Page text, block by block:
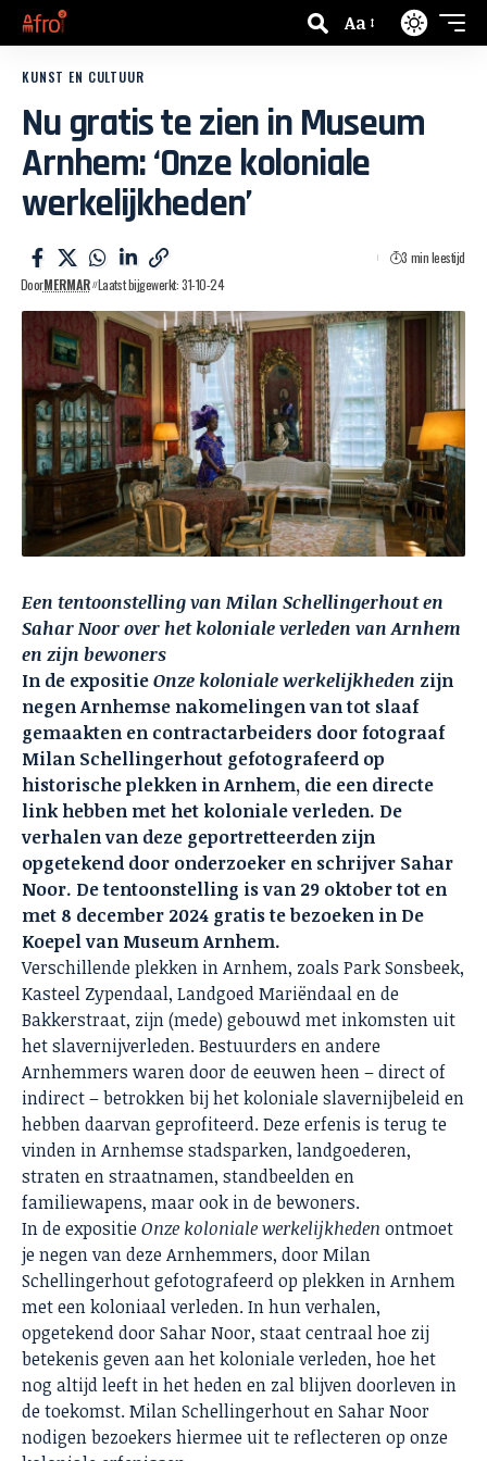
Aa
KUNST EN CULTUUR
Nu gratis te zien in Museum
Arnhem: ‘Onze koloniale
werkelijkheden’
DoorMERMAR Laatst bijgewerkt: 31-10-24
3 min leestijd
Een tentoonstelling van Milan Schellingerhout en
Sahar Noor over het koloniale verleden van Arnhem
en zijn bewoners
In de expositieOnze koloniale werkelijkheden zijn
negen Arnhemse nakomelingen van tot slaaf
gemaakten en contractarbeiders door fotograaf
Milan Schellingerhout gefotografeerd op
historische plekken in Arnhem, die een directe
link hebben met het koloniale verleden. De
verhalen van deze geportretteerden zijn
opgetekend door onderzoeker en schrijver Sahar
Noor. De tentoonstelling is van 29 oktober tot en
met 8 december 2024 gratis te bezoeken in De
Koepel van Museum Arnhem.
Verschillende plekken in Arnhem, zoals Park Sonsbeek,
Kasteel Zypendaal, Landgoed Mariëndaal en de
Bakkerstraat, zijn (mede) gebouwd met inkomsten uit
het slavernijverleden. Bestuurders en andere
Arnhemmers waren door de eeuwen heen – direct of
indirect – betrokken bij het koloniale slavernijbeleid en
hebben daarvan geprofiteerd. Deze erfenis is terug te
vinden in Arnhemse stadsparken, landgoederen,
straten en straatnamen, standbeelden en
familiewapens, maar ook in de bewoners.
In de expositieOnze koloniale werkelijkheden ontmoet
je negen van deze Arnhemmers, door Milan
Schellingerhout gefotografeerd op plekken in Arnhem
met een koloniaal verleden. In hun verhalen,
opgetekend door Sahar Noor, staat centraal hoe zij
betekenis geven aan het koloniale verleden, hoe het
nog altijd leeft in het heden en zal blijven doorleven in
de toekomst. Milan Schellingerhout en Sahar Noor
nodigen bezoekers hiermee uit te reflecteren op onze